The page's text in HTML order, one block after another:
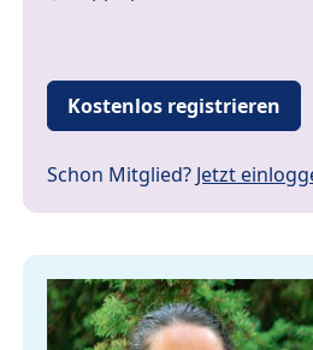
Kostenlos registrieren
Schon Mitglied? Jetzt